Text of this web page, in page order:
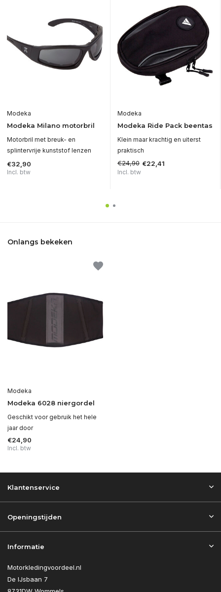
Modeka
Modeka Milano motorbril
Motorbril met breuk- en
splintervrije kunststof lenzen
€32,90
Incl. btw
Modeka
Modeka Ride Pack beentas
Klein maar krachtig en uiterst
praktisch
€24,90 €22,41
Incl. btw
Onlangs bekeken
Modeka
Modeka 6028 niergordel
Geschikt voor gebruik het hele
jaar door
€24,90
Incl. btw
Klantenservice
Openingstijden
Informatie
Motorkledingvoordeel.nl
De IJsbaan 7